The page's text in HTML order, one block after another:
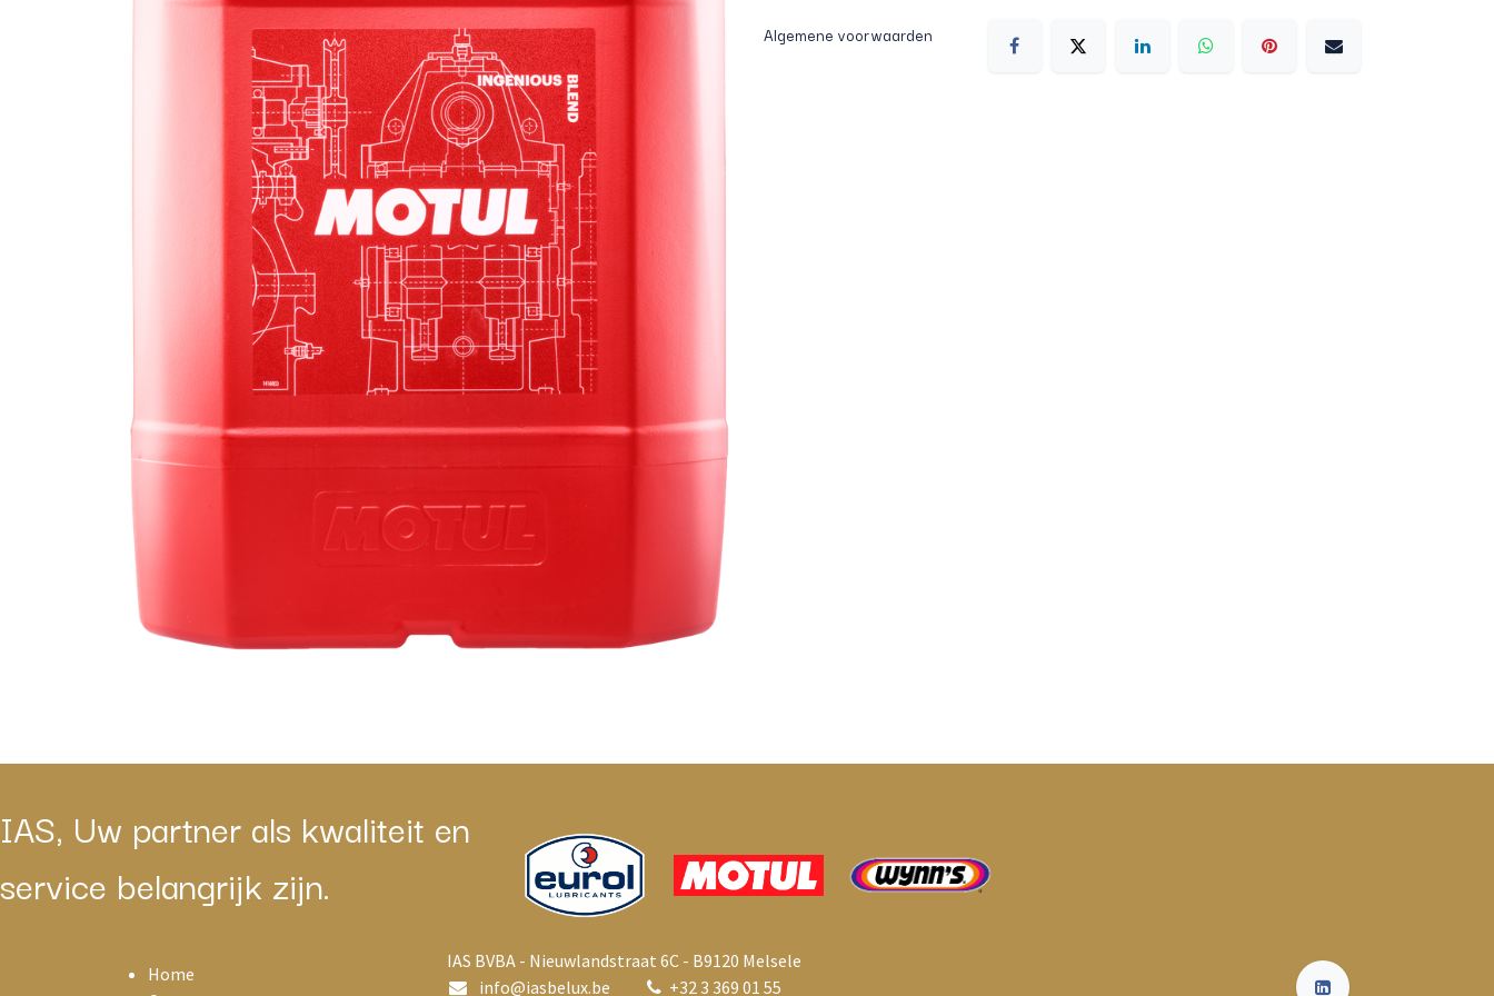
Algemene voorwaarden
IAS, Uw partner als kwaliteit en
service belangrijk zijn.
Home
IAS BVBA - Nieuwlandstraat 6C - B9120 Melsele
info@iasbelux.be +32 3 369 01 55